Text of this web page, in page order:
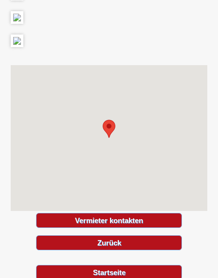
Vermieter kontakten
Zurück
Startseite